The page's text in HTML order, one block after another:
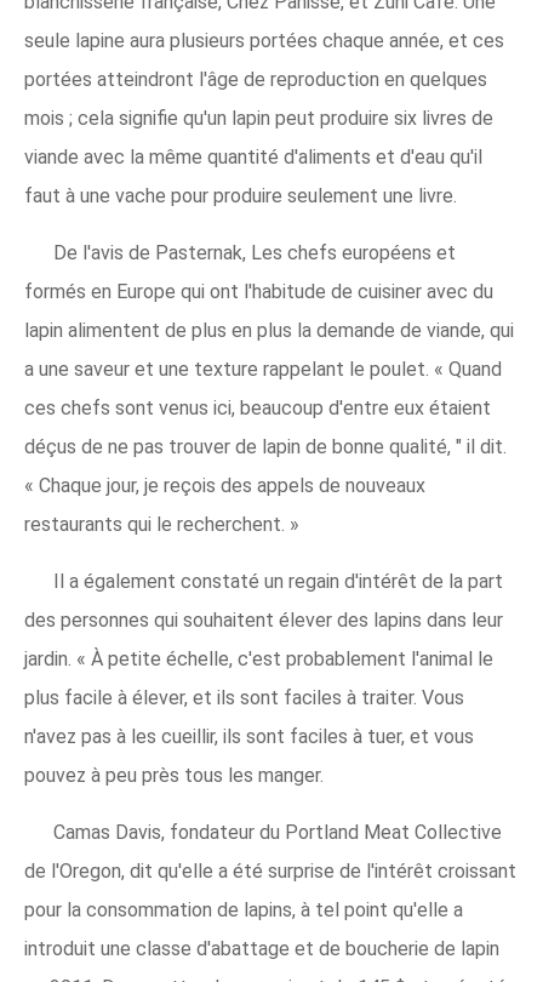
seule lapine aura plusieurs portées chaque année, et ces
portées atteindront l'âge de reproduction en quelques
mois ; cela signifie qu'un lapin peut produire six livres de
viande avec la même quantité d'aliments et d'eau qu'il
faut à une vache pour produire seulement une livre.
De l'avis de Pasternak, Les chefs européens et
formés en Europe qui ont l'habitude de cuisiner avec du
lapin alimentent de plus en plus la demande de viande, qui
a une saveur et une texture rappelant le poulet. « Quand
ces chefs sont venus ici, beaucoup d'entre eux étaient
déçus de ne pas trouver de lapin de bonne qualité, " il dit.
« Chaque jour, je reçois des appels de nouveaux
restaurants qui le recherchent. »
Il a également constaté un regain d'intérêt de la part
des personnes qui souhaitent élever des lapins dans leur
jardin. « À petite échelle, c'est probablement l'animal le
plus facile à élever, et ils sont faciles à traiter. Vous
n'avez pas à les cueillir, ils sont faciles à tuer, et vous
pouvez à peu près tous les manger.
Camas Davis, fondateur du Portland Meat Collective
de l'Oregon, dit qu'elle a été surprise de l'intérêt croissant
pour la consommation de lapins, à tel point qu'elle a
introduit une classe d'abattage et de boucherie de lapin